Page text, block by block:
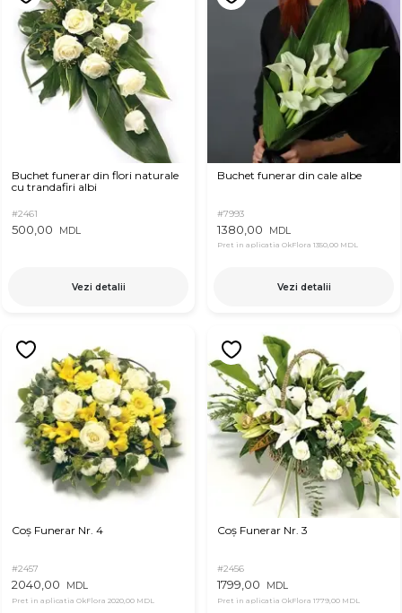
Buchet funerar din flori naturale
cu trandafiri albi
#2461
500,00 MDL
Vezi detalii
Buchet funerar din cale albe
#7993
1380,00 MDL
Pret in aplicatia OkFlora 1350,00 MDL
Vezi detalii
Coș Funerar Nr. 4
#2457
2040,00 MDL
Pret in aplicatia OkFlora 2020,00 MDL
Coș Funerar Nr. 3
#2456
1799,00 MDL
Pret in aplicatia OkFlora 1779,00 MDL